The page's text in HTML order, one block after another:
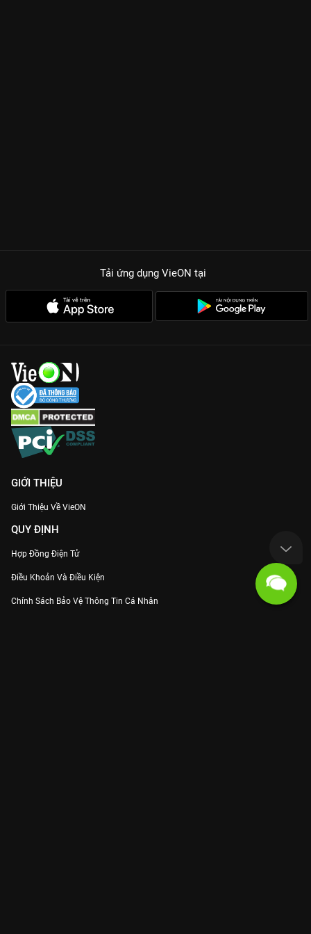
Tải ứng dụng VieON tại
GIỚI THIỆU
Giới Thiệu Về VieON
QUY ĐỊNH
Hợp Đồng Điện Tử
Điều Khoản Và Điều Kiện
Chính Sách Bảo Vệ Thông Tin Cá Nhân